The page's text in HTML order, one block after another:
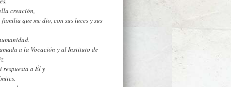
creación,
que me dio, con sus luces y sus
a la Vocación y al Instituto de
respuesta a Él y